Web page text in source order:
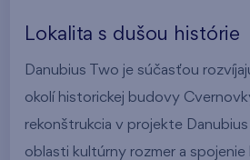
Lokalita s dušou histórie
Danubius Two je súčasťou
okolí historickej budovy
rekonštrukcia v projekte
oblasti kultúrny rozmer a spojenie